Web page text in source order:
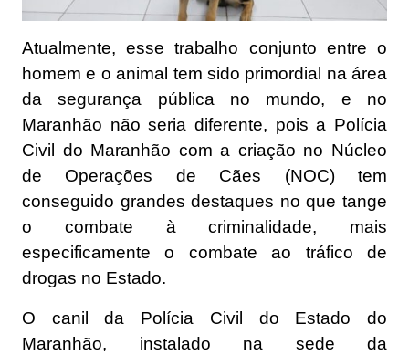
Atualmente, esse trabalho conjunto entre o
homem e o animal tem sido primordial na área
da segurança pública no mundo, e no
Maranhão não seria diferente, pois a Polícia
Civil do Maranhão com a criação no Núcleo
de Operações de Cães (NOC) tem
conseguido grandes destaques no que tange
o combate à criminalidade, mais
especificamente o combate ao tráfico de
drogas no Estado.
O canil da Polícia Civil do Estado do
Maranhão, instalado na sede da